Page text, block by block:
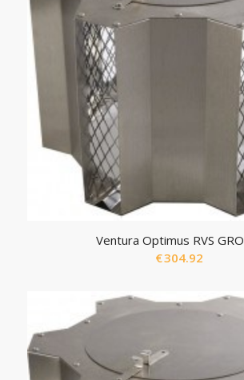
Ventura Optimus RVS
€304.92